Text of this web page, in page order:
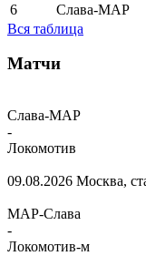
6
Слава-МАР
Вся таблица
Матчи
Слава-МАР
-
Локомотив
09.08.2026 Москва,
МАР-Слава
-
Локомотив-м